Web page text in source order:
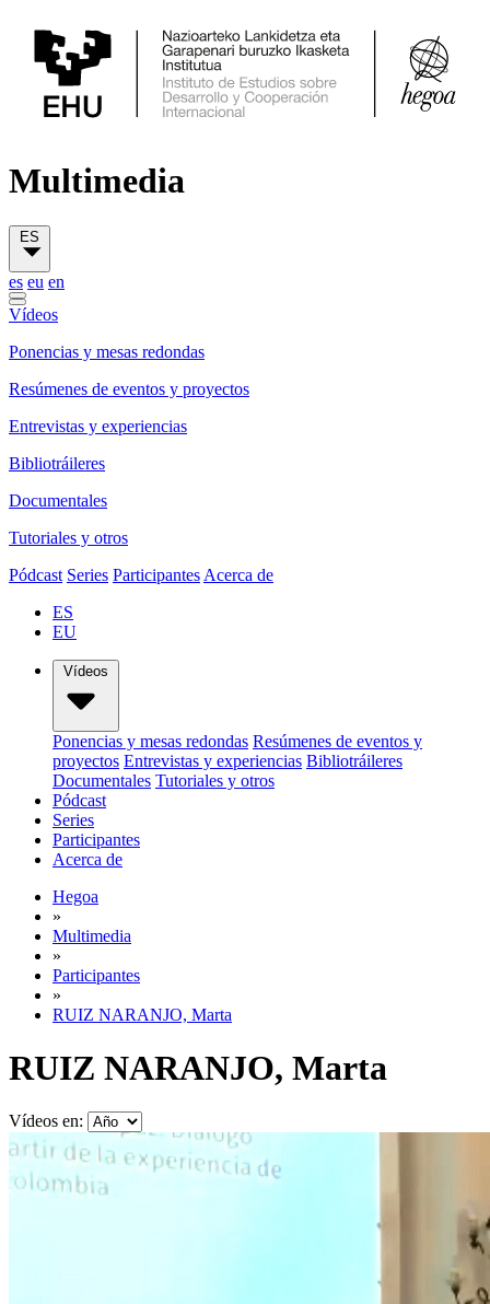
Multimedia
ES
es eu en
Vídeos
Ponencias y mesas redondas
Resúmenes de eventos y proyectos
Entrevistas y experiencias
Bibliotráileres
Documentales
Tutoriales y otros
Pódcast Series Participantes Acerca de
ES
EU
Vídeos
Ponencias y mesas redondas Resúmenes de eventos y
proyectos Entrevistas y experiencias Bibliotráileres
Documentales Tutoriales y otros
Pódcast
Series
Participantes
Acerca de
Hegoa
»
Multimedia
»
Participantes
»
RUIZ NARANJO, Marta
RUIZ NARANJO, Marta
Vídeos en: